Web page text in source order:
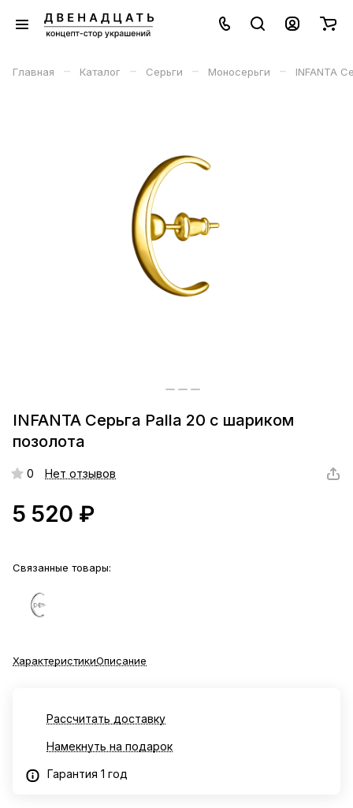
Главная – Каталог – Серьги – Моносерьги – INFANTA
INFANTA Серьга Palla 20 c шариком
позолота
0 Нет отзывов
5 520 ₽
Связанные товары:
ХарактеристикиОписание
Рассчитать доставку
Намекнуть на подарок
Гарантия 1 год